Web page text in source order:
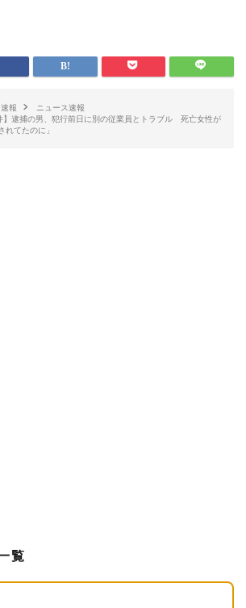
報
ニュース速報
】逮捕の男、犯行前日に別の従業員とトラブル 死亡女性が
れてたのに」
覧